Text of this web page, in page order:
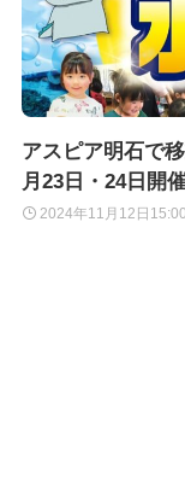
アスピア明石で
月23日・24日開催
2024年11月12日 15:00